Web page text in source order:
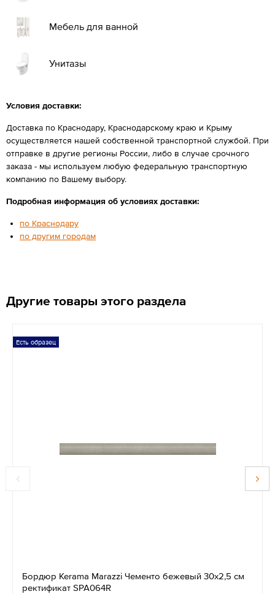
Мебель для ванной
Унитазы
Условия доставки:
Доставка по Краснодару, Краснодарскому краю и Крыму
осуществляется нашей собственной транспортной службой. При
отправке в другие регионы России, либо в случае срочного
заказа - мы используем любую федеральную транспортную
компанию по Вашему выбору.
Подробная информация об условиях доставки:
по Краснодару
по другим городам
Другие товары этого раздела
Есть образец
Бордюр Kerama Marazzi Чементо бежевый 30х2,5 см
ректификат SPA064R